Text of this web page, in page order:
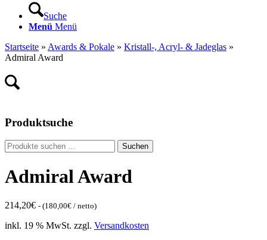
Suche
Menü Menü
Startseite » Awards & Pokale » Kristall-, Acryl- & Jadeglas »
Admiral Award
Produktsuche
Suche
nach:
Suchen
Admiral Award
214,20€ - (180,00€ / netto)
inkl. 19 % MwSt. zzgl. Versandkosten